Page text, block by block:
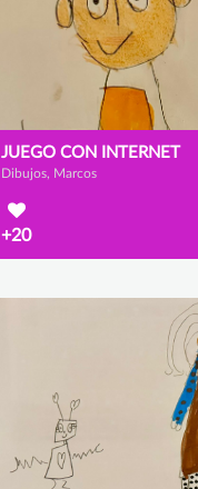
JUEGO CON INTERNET
Dibujos, Marcos
+20